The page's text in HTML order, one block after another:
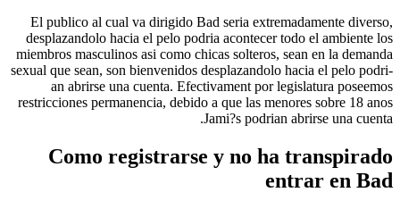
El publico al cual va dirigido Bad seri­a
desplazandolo hacia el pelo podri­a acontecer todo el
miembros masculinos asi­ como chicas solteros, sean en la
sexual que sean, son bienvenidos desplazandolo hacia el
an abrirse una cuenta. Efectivament por legislatura
restricciones permanencia, debido a que las menores
Jami?s podri­an abrirse
Como registrarse y no ha
entrar